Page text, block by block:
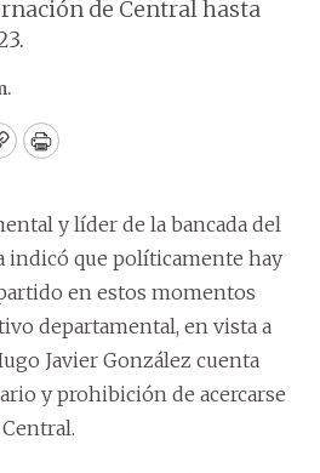
de Central hasta
Print
y líder de la bancada del
indicó que políticamente hay
en estos momentos
departamental, en vista a
Javier González cuenta
y prohibición de acercarse